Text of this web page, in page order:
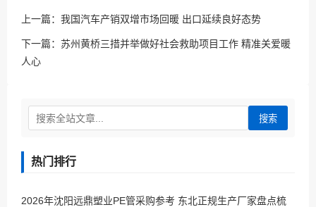
上一篇： 我国汽车产销双增市场回暖 出口延续良好态势
下一篇： 苏州黄桥三措并举做好社会救助项目工作 精准关爱暖
人心
搜索
热门排行
2026年沈阳远鼎塑业PE管采购参考 东北正规生产厂家盘点梳